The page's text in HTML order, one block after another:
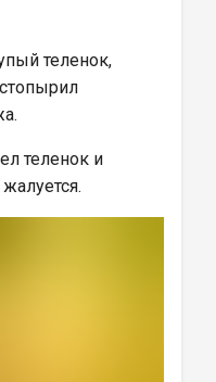
теленок,
теленок и